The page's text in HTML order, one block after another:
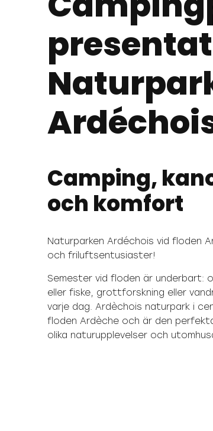
Camping,
och komfort
Naturparken Ardéchois vid floden
och friluftsentusiaster!
Semester vid floden är underbart:
eller fiske, grottforskning eller
varje dag. Ardèchois naturpark i
floden Ardèche och är den
olika naturupplevelser och